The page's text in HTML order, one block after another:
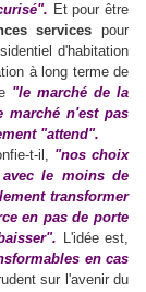
Et pour être
services pour
d'habitation
à long terme de
"le marché de la
marché n'est pas
"attend".
t-il, "nos choix
le moins de
transformer
en pas de porte
L'idée est,
en cas
sur l'avenir du